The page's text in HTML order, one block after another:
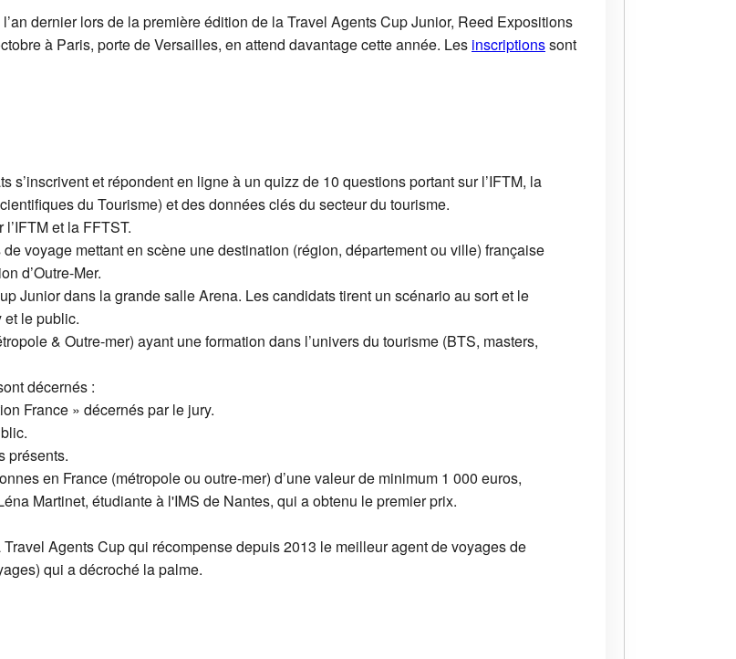
dernier lors de la première édition de la Travel Agents Cup Junior, Reed Expositions
à Paris, porte de Versailles, en attend davantage cette année. Les inscriptionssont
s’inscrivent et répondent en ligne à un quizz de 10 questions portant sur l’IFTM, la
du Tourisme) et des données clés du secteur du tourisme.
et la FFTST.
voyage mettant en scène une destination (région, département ou ville) française
d’Outre-Mer.
Junior dans la grande salle Arena. Les candidats tirent un scénario au sort et le
et le public.
& Outre-mer) ayant une formation dans l’univers du tourisme (BTS, masters,
décernés :
France » décernés par le jury.
présents.
en France (métropole ou outre-mer) d’une valeur de minimum 1 000 euros,
Martinet, étudiante à l'IMS de Nantes, qui a obtenu le premier prix.
Agents Cup qui récompense depuis 2013 le meilleur agent de voyages de
qui a décroché la palme.